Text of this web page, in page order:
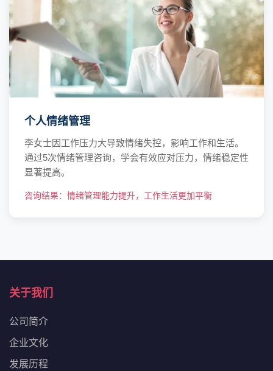
个人情绪管理
李女士因工作压力大导致情绪失控，影响工作和生活。
通过5次情绪管理咨询，学会有效应对压力，情绪稳定性
显著提高。
咨询结果：情绪管理能力提升，工作生活更加平衡
关于我们
公司简介
企业文化
发展历程